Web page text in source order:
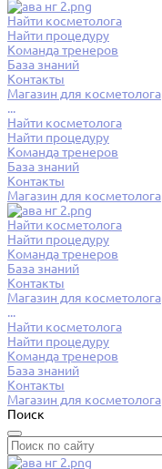
Найти косметолога
Найти процедуру
Команда тренеров
База знаний
Контакты
Магазин для косметолога
...
Найти косметолога
Найти процедуру
Команда тренеров
База знаний
Контакты
Магазин для косметолога
Найти косметолога
Найти процедуру
Команда тренеров
База знаний
Контакты
Магазин для косметолога
...
Найти косметолога
Найти процедуру
Команда тренеров
База знаний
Контакты
Магазин для косметолога
Поиск